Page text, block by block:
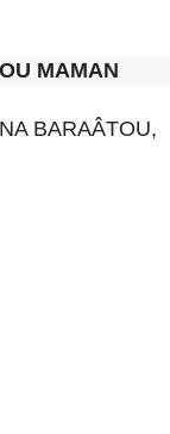
MAMAN
BARAÂTOU,